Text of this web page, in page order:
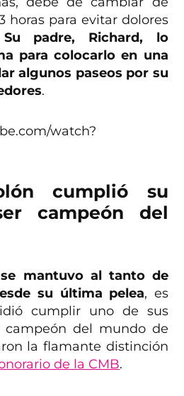
horas para evitar dolores
Su padre, Richard, lo
para colocarlo en una
algunos paseos por su
.
watch?
cumplió su
campeón del
mantuvo al tanto de
su última pelea, es
cumplir uno de sus
campeón del mundo de
la flamante distinción
de la CMB.